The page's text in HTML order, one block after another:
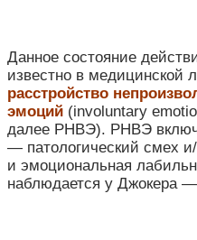
Данное состояние
известно в медицинской
расстройство
эмоций (involuntary
далее РНВЭ). РНВЭ
— патологический смех
и эмоциональная
наблюдается у Джокера